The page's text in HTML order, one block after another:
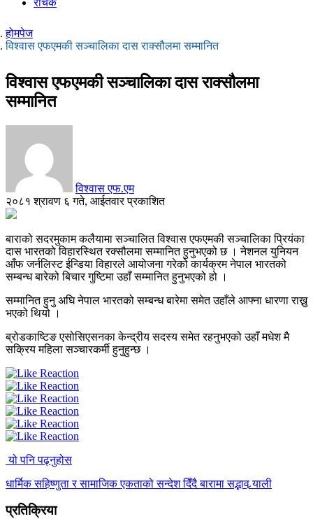
रोचक
होमपेज
विश्वास एफएमकी सञ्चालिका दास राक्सौलमा सम्मानित
विश्वास एफएमकी सञ्चालिका दास राक्सौलमा
सम्मानित
विश्वास एफ.एम
२०८१ श्रावण ६ गते, आईतवार प्रकाशित
बाराको सदरमुकाम कलैयामा सञ्चालित विश्वास एफएमकी सञ्चालिका प्रियंका
दास भारतको विहारस्थित रक्सौलमा सम्मानित हुनुभएको छ । नेशनल युनियन
आँफ जर्नलिस्ट ईन्डिया विहारले आयोजना गरेको कार्यक्रम नेपाल भारतको
सम्बन्ध बारेको बिचार गुष्टिमा उहाँ सम्मानित हुनुभएको हो ।
सम्मानित हुनु अघि नेपाल भारतको सम्बन्ध बारेमा समेत उहाँले आफ्ना धारणा राख्नु
भएको थियो ।
ब्रोडकाष्टिङ एसोसिएसनका केन्द्रीय सदस्य समेत रहनुभएको उहाँ मधेश मै
सक्रिय महिला सञ्चारकर्मी हुनुहुन्छ ।
यो पनि पढ्नुहोस
धार्मिक सहिष्णुता र सामाजिक एकताको सन्देश दिँदै बारामा सद्भाव र्‍याली
प्रतिक्रिया